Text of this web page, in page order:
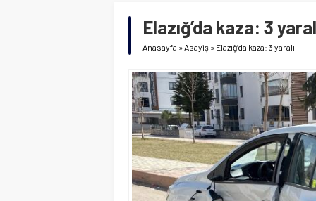
Elazığ’da kaza: 3
Anasayfa »Asayiş » Elazığ’da kaza: 3 yaralı